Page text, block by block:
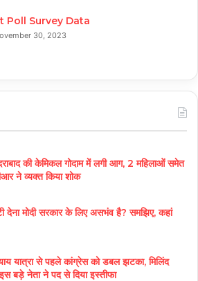
Poll Survey Data
30, 2023
की केमिकल गोदाम में लगी आग, 2 महिलाओं समेत
ने व्यक्त किया शोक
देना मोदी सरकार के लिए असभंव है? समझिए, कहां
यात्रा से पहले कांग्रेस को डबल झटका, मिलिंद
बड़े नेता ने पद से दिया इस्तीफा